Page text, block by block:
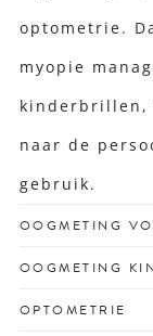
optometrie.
myopie
kinderbrillen,
naar de
gebruik.
OOGMETING
unieke
OOGMETING
OPTOMETRIE